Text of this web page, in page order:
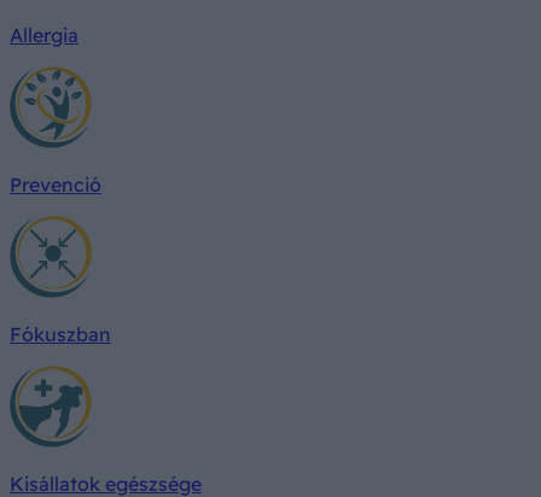
Allergia
Prevenció
Fókuszban
Kisállatok egészsége